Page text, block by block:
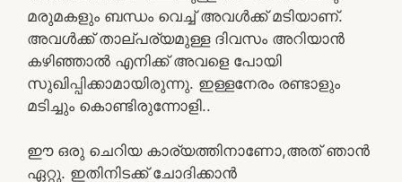
മരുമകളും ബന്ധം വെച്ച് അവൾക്ക് മടിയാണ്.
അവൾക്ക് താല്പര്യമുള്ള ദിവസം അറിയാൻ
കഴിഞ്ഞാൽ എനിക്ക് അവളെ പോയി
സുഖിപ്പിക്കാമായിരുന്നു. ഇള്ളനേരം രണ്ടാളും
മടിച്ചും കൊണ്ടിരുന്നോളി..
ഈ ഒരു ചെറിയ കാര്യത്തിനാണോ,അത് ഞാൻ
ഏറ്റു. ഇതിനിടക്ക് ചോദിക്കാൻ